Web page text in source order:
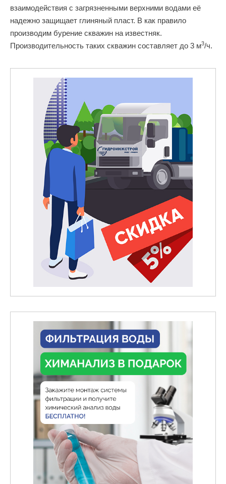
взаимодействия с загрязненными верхними водами её
надежно защищает глиняный пласт. В как правило
производим бурение скважин на известняк.
Производительность таких скважин составляет до 3 м3/ч.